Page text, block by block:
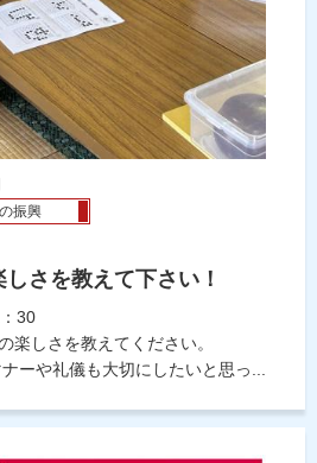
振興
さを教えて下さい！
30
楽しさを教えてください。
ーや礼儀も大切にしたいと思っ...